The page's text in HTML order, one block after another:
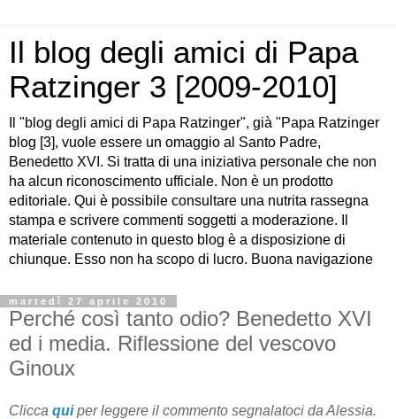
Il blog degli amici di Papa
Ratzinger 3 [2009-2010]
Il "blog degli amici di Papa Ratzinger", già "Papa Ratzinger
blog [3], vuole essere un omaggio al Santo Padre,
Benedetto XVI. Si tratta di una iniziativa personale che non
ha alcun riconoscimento ufficiale. Non è un prodotto
editoriale. Qui è possibile consultare una nutrita rassegna
stampa e scrivere commenti soggetti a moderazione. Il
materiale contenuto in questo blog è a disposizione di
chiunque. Esso non ha scopo di lucro. Buona navigazione
martedì 27 aprile 2010
Perché così tanto odio? Benedetto XVI
ed i media. Riflessione del vescovo
Ginoux
Clicca quiper leggere il commento segnalatoci da Alessia.